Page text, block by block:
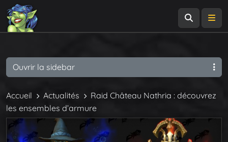
Accueil Actualités
Raid Château Nathria : découvrez
les ensembles d’armure
Ouvrir la sidebar